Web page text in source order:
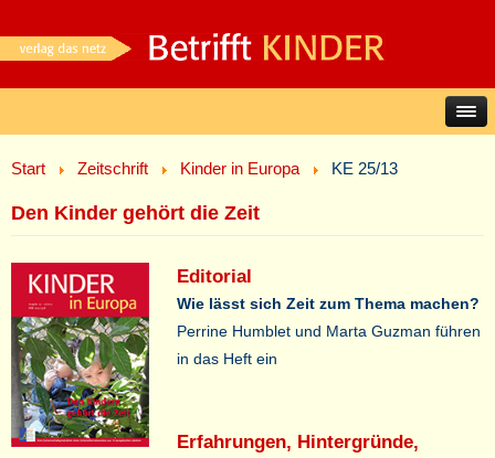
Start Zeitschrift Kinder in Europa KE 25/13
Den Kinder gehört die Zeit
Editorial
Wie lässt sich Zeit zum Thema machen?
Perrine Humblet und Marta Guzman führen
in das Heft ein
Erfahrungen, Hintergründe,